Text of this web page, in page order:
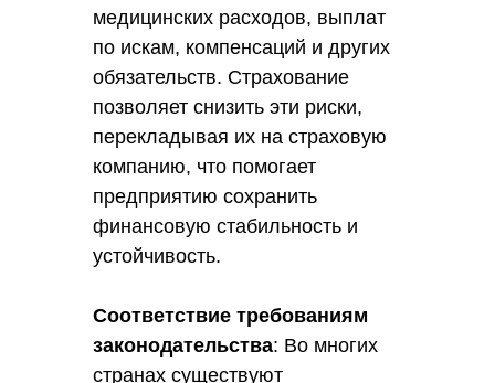
медицинских расходов, выплат
по искам, компенсаций и других
обязательств. Страхование
позволяет снизить эти риски,
перекладывая их на страховую
компанию, что помогает
предприятию сохранить
финансовую стабильность и
устойчивость.
Соответствие требованиям
законодательства: Во многих
странах существуют